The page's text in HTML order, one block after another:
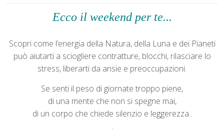
Ecco il weekend per te...
Scopri come l’energia della Natura, della Luna e dei Pianeti
può aiutarti a sciogliere contratture, blocchi, rilasciare lo
stress, liberarti da ansie e preoccupazioni.
Se senti il peso di giornate troppo piene,
di una mente che non si spegne mai,
di un corpo che chiede silenzio e leggerezza..
.